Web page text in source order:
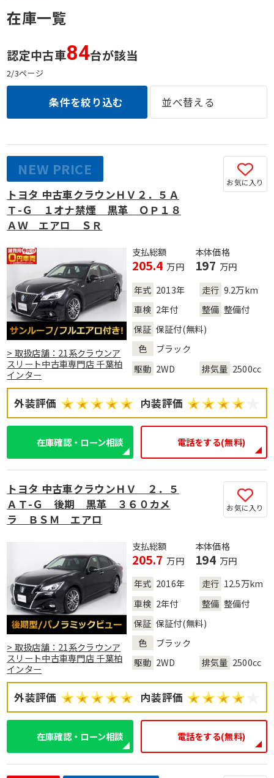
在庫一覧
認定中古車84台が該当
2/3ページ
条件を絞り込む
お気に入り
NEW PRICE
トヨタ 中古車クラウンＨＶ２．５Ａ
Ｔ-Ｇ １オナ禁煙 黒革 ＯＰ１８
ＡＷ エアロ ＳＲ
> 取扱店舗：21系クラウンア
スリート中古車専門店 千葉柏
インター
支払総額
205.4 万円
本体価格
197 万円
年式 2013年 走行 9.2万km
車検 2年付 整備 整備付
保証 保証付(無料)
色
ブラック
駆動 2WD 排気量 2500cc
外装評価 内装評価
在庫確認・ローン相談 電話をする(無料)
お気に入り
トヨタ 中古車クラウンＨＶ ２．５
ＡＴ-Ｇ 後期 黒革 ３６０カメ
ラ ＢＳＭ エアロ
> 取扱店舗：21系クラウンア
スリート中古車専門店 千葉柏
インター
支払総額
205.7 万円
本体価格
194 万円
年式 2016年 走行 12.5万km
車検 2年付 整備 整備付
保証 保証付(無料)
色
ブラック
駆動 2WD 排気量 2500cc
外装評価 内装評価
在庫確認・ローン相談 電話をする(無料)